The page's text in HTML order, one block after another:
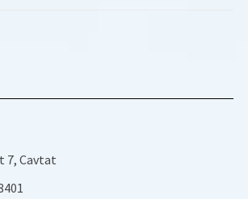
7, Cavtat